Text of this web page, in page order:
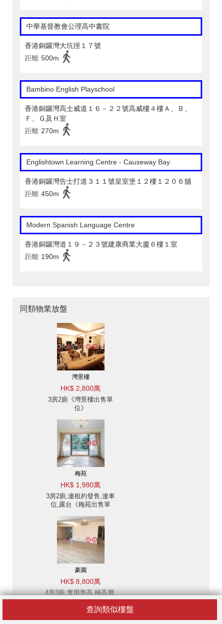
查詢類似樓盤
中華基督教會公理高中書院
香港銅鑼灣大坑徑１７號
距離 500m
Bambino English Playschool
香港銅鑼灣高士威道１６－２２號高威樓４樓Ａ、Ｂ、
Ｆ、Ｇ及Ｈ室
距離 270m
Englishtown Learning Centre‎ - Causeway Bay
香港銅鑼灣告士打道３１１號皇室堡１２樓１２０６舖
距離 450m
Modern Spanish Language Centre
香港銅鑼灣道１９－２３號建康商業大廈６樓１室
距離 190m
同類物業放盤
灣景樓
HK$ 2,800萬
3房2廁《灣景樓出售單
位》
梅苑
HK$ 1,980萬
3房2廁,連租約發售,連車
位,露台《梅苑出售單
豪園
HK$ 8,800萬
4房3廁,實用率高,極高層,
連車位《豪園出售單位》